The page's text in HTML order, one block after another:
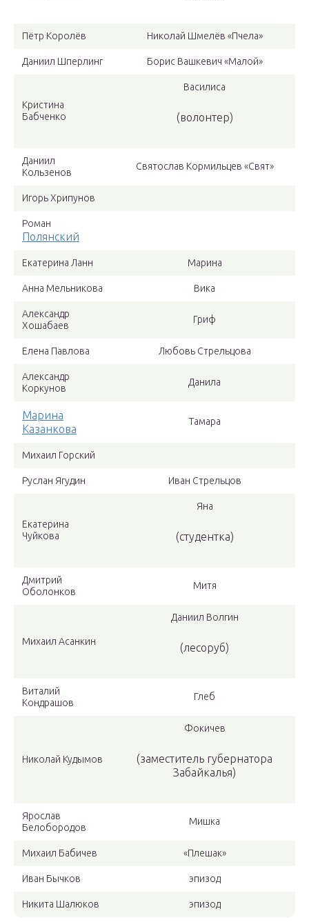
Пётр Королёв Николай Шмелёв «Пчела»
Даниил Шперлинг Борис Вашкевич «Малой»
Кристина
Бабченко
Василиса
(волонтер)
Даниил
Кользенов
Святослав Кормильцев «Свят»
Игорь Хрипунов
Роман
Полянский
Екатерина Ланн Марина
Анна Мельникова Вика
Александр
Хошабаев
Гриф
Елена Павлова Любовь Стрельцова
Александр
Коркунов
Данила
Марина
Казанкова
Тамара
Михаил Горский
Руслан Ягудин Иван Стрельцов
Екатерина
Чуйкова
Яна
(студентка)
Дмитрий
Оболонков
Митя
Михаил Асанкин
Даниил Волгин
(лесоруб)
Виталий
Кондрашов
Глеб
Николай Кудымов
Фокичев
(заместитель губернатора
Забайкалья)
Ярослав
Белобородов
Мишка
Михаил Бабичев «Плешак»
Иван Бычков эпизод
Никита Шалюков эпизод